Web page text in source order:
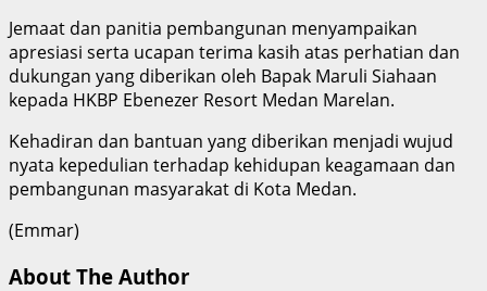
Jemaat dan panitia pembangunan menyampaikan
apresiasi serta ucapan terima kasih atas perhatian dan
dukungan yang diberikan oleh Bapak Maruli Siahaan
kepada HKBP Ebenezer Resort Medan Marelan.
Kehadiran dan bantuan yang diberikan menjadi wujud
nyata kepedulian terhadap kehidupan keagamaan dan
pembangunan masyarakat di Kota Medan.
(Emmar)
About The Author